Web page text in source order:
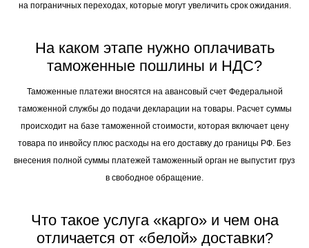
на пограничных переходах, которые могут увеличить срок ожидания.
На каком этапе нужно оплачивать
таможенные пошлины и НДС?
Таможенные платежи вносятся на авансовый счет Федеральной
таможенной службы до подачи декларации на товары. Расчет суммы
происходит на базе таможенной стоимости, которая включает цену
товара по инвойсу плюс расходы на его доставку до границы РФ. Без
внесения полной суммы платежей таможенный орган не выпустит груз
в свободное обращение.
Что такое услуга «карго» и чем она
отличается от «белой» доставки?